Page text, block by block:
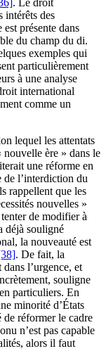
. Le droit
intérêts des
présente dans
du champ du di.
exemples qui
particulièrement
à une analyse
international
comme un
lequel les attentats
nouvelle ère » dans le
une réforme en
de l’interdiction du
rappellent que les
nouvelles »
de modifier à
déjà souligné
la nouveauté est
. De fait, la
dans l’urgence, et
souligne
particuliers. En
minorité d’États
de réformer le cadre
onu n’est pas capable
alors il faut